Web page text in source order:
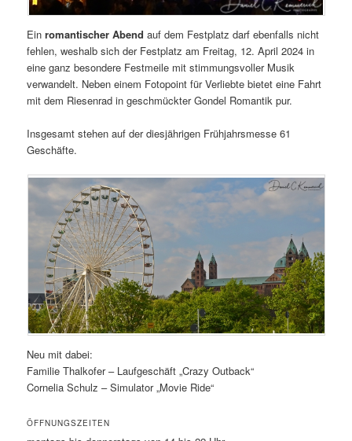
Einromantischer Abend auf dem Festplatz darf ebenfalls nicht
fehlen, weshalb sich der Festplatz am Freitag, 12. April 2024 in
eine ganz besondere Festmeile mit stimmungsvoller Musik
verwandelt. Neben einem Fotopoint für Verliebte bietet eine Fahrt
mit dem Riesenrad in geschmückter Gondel Romantik pur.
Insgesamt stehen auf der diesjährigen Frühjahrsmesse 61
Geschäfte.
Neu mit dabei:
Familie Thalkofer – Laufgeschäft „Crazy Outback“
Cornelia Schulz – Simulator „Movie Ride“
ÖFFNUNGSZEITEN